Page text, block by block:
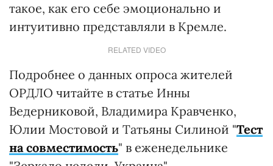
такое, как его себе эмоционально и
интуитивно представляли в Кремле.
RELATED VIDEO
Подробнее о данных опроса жителей
ОРДЛО читайте в статье Инны
Ведерниковой, Владимира Кравченко,
Юлии Мостовой и Татьяны Силиной "Тест
на совместимость" в еженедельнике